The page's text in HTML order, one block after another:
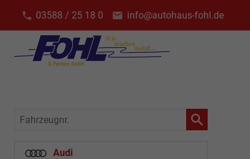
03588 / 25 18 0 info@autohaus-fohl.de
Fahrzeugnr.
Audi